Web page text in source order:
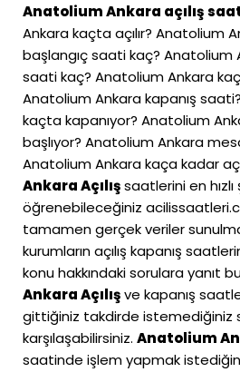
Anatolium Ankara açılış
Ankara kaçta açılır? Anatolium
başlangıç saati kaç? Anatolium
saati kaç? Anatolium Ankara
Anatolium Ankara kapanış
kaçta kapanıyor? Anatolium
başlıyor? Anatolium Ankara
Anatolium Ankara kaça kadar
Ankara Açılışsaatlerini en hızlı
öğrenebileceğiniz
tamamen gerçek veriler
kurumların açılış kapanış
konu hakkındaki sorulara yanıt
Ankara Açılışve kapanış
gittiğiniz takdirde istemediğiniz
karşılaşabilirsiniz. Anatolium
saatinde işlem yapmak